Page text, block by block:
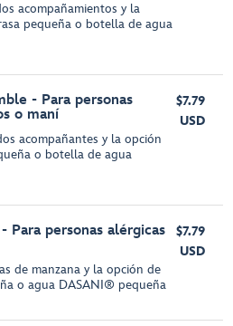
acompañamientos y la
pequeña o botella de agua
- Para personas
o maní
acompañantes y la opción
o botella de agua
$7.79
USD
Para personas alérgicas
de manzana y la opción de
o agua DASANI® pequeña
$7.79
USD